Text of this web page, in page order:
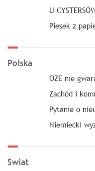
U
Piesek z
Polska
OZE nie
Zachód i
Pytanie o
Niemiecki
Świat